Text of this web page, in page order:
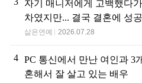
자기 매니저에게 고백했다
차였지만... 결국 결혼에 성
삶은연예 2026.07.28
4 PC 통신에서 만난 여인과 3
혼해서 잘 살고 있는 배우